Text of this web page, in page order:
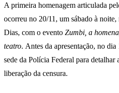
A primeira homenagem articulada
ocorreu no 20/11, um sábado à
Dias, com o evento Zumbi, a
teatro. Antes da apresentação, no
sede da Polícia Federal para detalhar
liberação da censura.